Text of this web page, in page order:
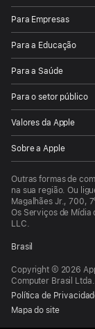
Para Empresas
Para a Educação
Para a Saúde
Para o setor público
Valores da Apple
Sobre a Apple
Outras formas de
na sua região.Ou
Magalhães Jr., 700,
Os Serviços de Mídia
LLC.
Brasil
Copyright © 2026
Computer Brasil
Política de
Mapa do site